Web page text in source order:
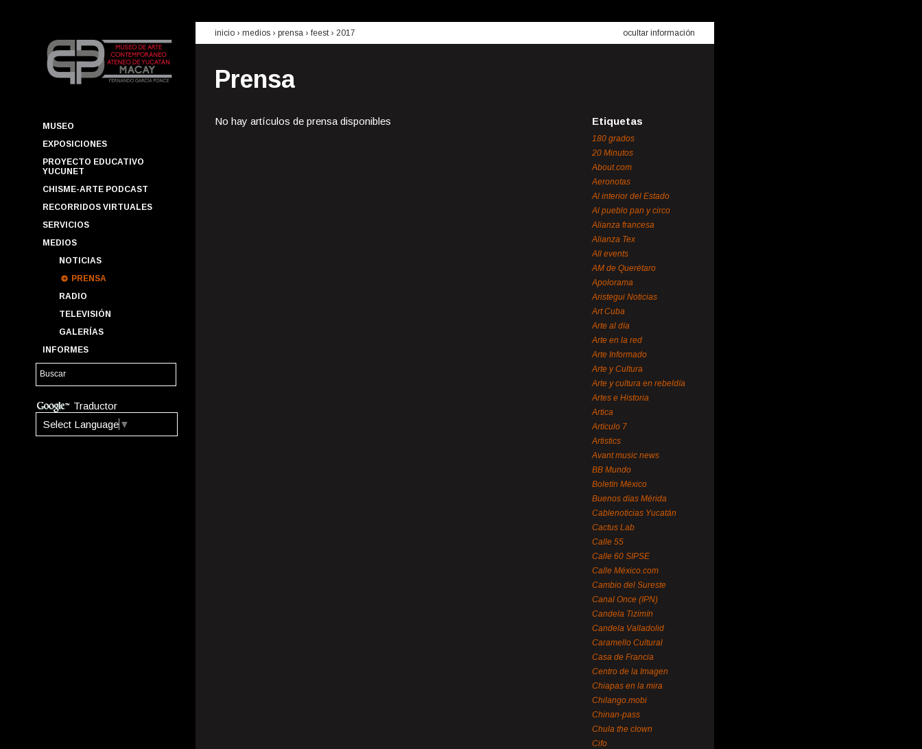
MUSEO
EXPOSICIONES
PROYECTO EDUCATIVO
YUCUNET
CHISME-ARTE PODCAST
RECORRIDOS VIRTUALES
SERVICIOS
MEDIOS
NOTICIAS
PRENSA
RADIO
TELEVISIÓN
GALERÍAS
INFORMES
Traductor
Select Language ▼
inicio › medios › prensa › feest› 2017 ocultar información
Prensa
No hay artículos de prensa disponibles Etiquetas
180 grados
20 Minutos
About.com
Aeronotas
Al interior del Estado
Al pueblo pan y circo
Alianza francesa
Alianza Tex
All events
AM de Querétaro
Apolorama
Aristegui Noticias
Art Cuba
Arte al día
Arte en la red
Arte Informado
Arte y Cultura
Arte y cultura en rebeldía
Artes e Historia
Artica
Artículo 7
Artistics
Avant music news
BB Mundo
Boletín México
Buenos días Mérida
Cablenoticias Yucatán
Cactus Lab
Calle 55
Calle 60 SIPSE
Calle México.com
Cambio del Sureste
Canal Once (IPN)
Candela Tizimín
Candela Valladolid
Caramello Cultural
Casa de Francia
Centro de la Imagen
Chiapas en la mira
Chilango.mobi
Chinan-pass
Chula the clown
Cifo